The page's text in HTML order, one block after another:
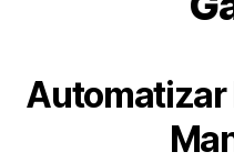
Automatizar